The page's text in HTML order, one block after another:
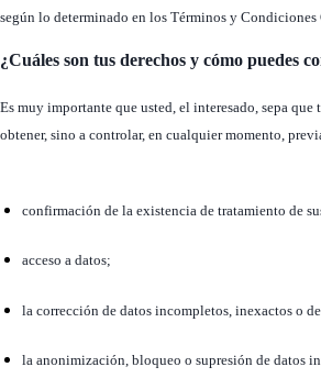
según lo determinado en los Términos y Condiciones
¿Cuáles son tus derechos y cómo puedes
Es muy importante que usted, el interesado, sepa que
obtener, sino a controlar, en cualquier momento,
confirmación de la existencia de tratamiento de
acceso a datos;
la corrección de datos incompletos, inexactos o
la anonimización, bloqueo o supresión de datos